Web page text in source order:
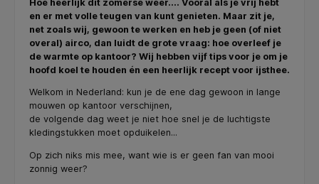
Hoe heerlijk dit zomerse weer.... Vooral als je vrij hebt
en er met volle teugen van kunt genieten. Maar zit je,
net zoals wij, gewoon te werken en heb je geen (of niet
overal) airco, dan luidt de grote vraag: hoe overleef je
de warmte op kantoor? Wij hebben vijf tips voor je om je
hoofd koel te houden én een heerlijk recept voor ijsthee.
Welkom in Nederland: kun je de ene dag gewoon in lange
mouwen op kantoor verschijnen,
de volgende dag weet je niet hoe snel je de luchtigste
kledingstukken moet opduikelen...
Op zich niks mis mee, want wie is er geen fan van mooi
zonnig weer?